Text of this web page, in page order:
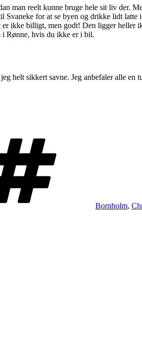
man reelt kunne bruge hele sit liv
for at se byen og drikke lidt
ikke billigt, men godt! Den ligger heller
i Rønne, hvis du ikke er i bil.
helt sikkert savne. Jeg anbefaler alle
Bornholm,